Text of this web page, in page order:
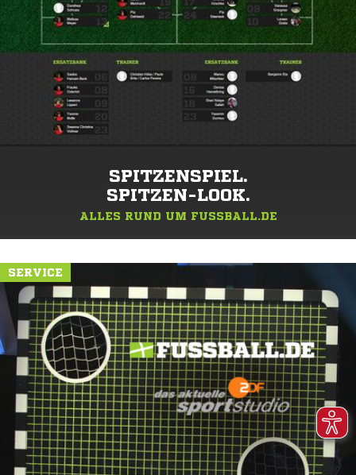
SPITZENSPIEL.
SPITZEN-LOOK.
ALLES RUND UM FUSSBALL.DE
SERVICE